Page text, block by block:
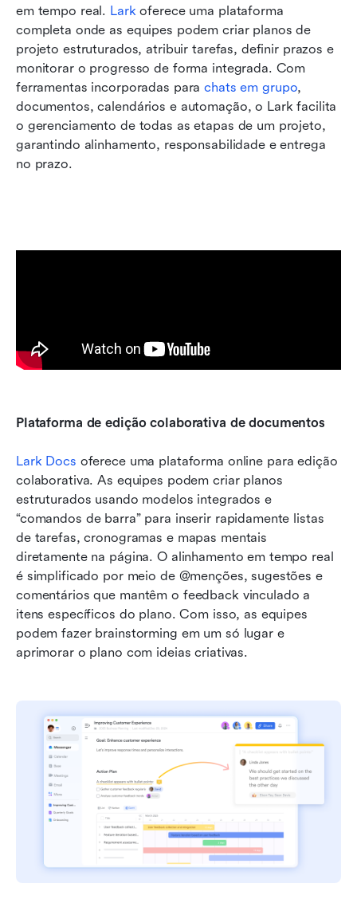
em tempo real. Lark oferece uma plataforma
completa onde as equipes podem criar planos de
projeto estruturados, atribuir tarefas, definir prazos e
monitorar o progresso de forma integrada. Com
ferramentas incorporadas para chats em grupo,
documentos, calendários e automação, o Lark facilita
o gerenciamento de todas as etapas de um projeto,
garantindo alinhamento, responsabilidade e entrega
no prazo.
Plataforma de edição colaborativa de documentos
Lark Docs oferece uma plataforma online para edição
colaborativa. As equipes podem criar planos
estruturados usando modelos integrados e
“comandos de barra” para inserir rapidamente listas
de tarefas, cronogramas e mapas mentais
diretamente na página. O alinhamento em tempo real
é simplificado por meio de @menções, sugestões e
comentários que mantêm o feedback vinculado a
itens específicos do plano. Com isso, as equipes
podem fazer brainstorming em um só lugar e
aprimorar o plano com ideias criativas.